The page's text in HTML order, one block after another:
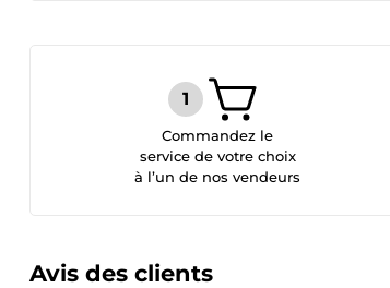
Commandez le
service de votre choix
à l’un de nos vendeurs
Avis des clients